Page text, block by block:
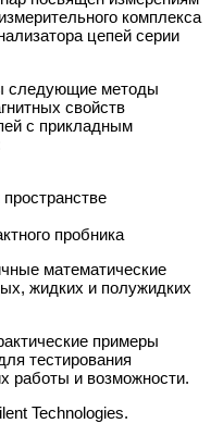
комплекса
цепей серии
следующие методы
свойств
с прикладным
пробника
математические
жидких и полужидких
примеры
тестирования
работы и возможности.
Technologies.